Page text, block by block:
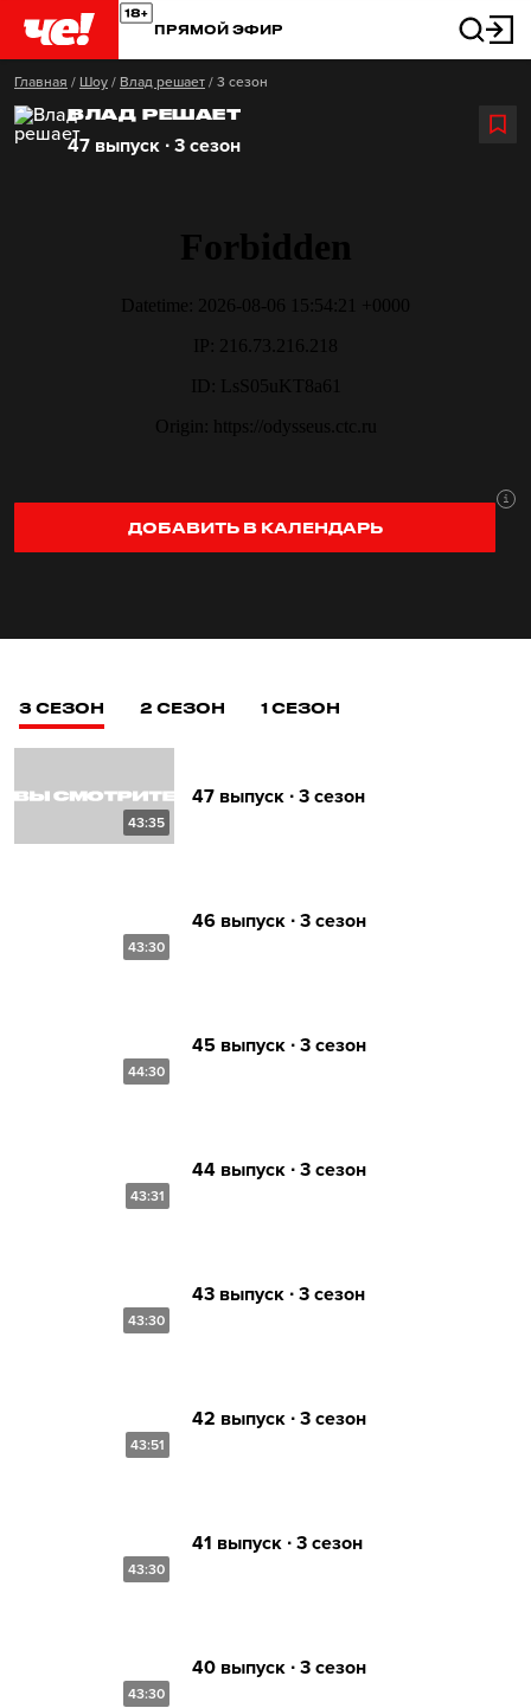
ПРЯМОЙ ЭФИР
Главная / Шоу / Влад решает / 3 сезон
ВЛАД РЕШАЕТ
47 выпуск ∙ 3 сезон
ДОБАВИТЬ В КАЛЕНДАРЬ
3 СЕЗОН 2 СЕЗОН 1 СЕЗОН
43:35
47 выпуск ∙ 3 сезон
43:30
46 выпуск ∙ 3 сезон
44:30
45 выпуск ∙ 3 сезон
43:31
44 выпуск ∙ 3 сезон
43:30
43 выпуск ∙ 3 сезон
43:51
42 выпуск ∙ 3 сезон
43:30
41 выпуск ∙ 3 сезон
43:30
40 выпуск ∙ 3 сезон